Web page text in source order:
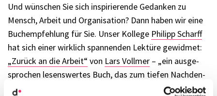
Und wünschen Sie sich inspi­rie­rende Gedan­ken zu
Mensch, Arbeit und Orga­ni­sa­tion? Dann haben wir eine
Buch­emp­feh­lung für Sie. Unser Kollege Phil­ipp Scharff
hat sich einer wirk­lich span­nen­den Lektüre gewid­met:
„Zurück an die Arbeit“ von Lars Voll­mer – „ein ausge­
spro­chen lesens­wer­tes Buch, das zum tiefen Nach­den­
ken anregt“. Der durch den Blog „
intrisify.me“ bekannt